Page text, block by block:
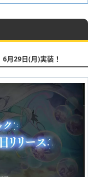
月29日(月)実装！